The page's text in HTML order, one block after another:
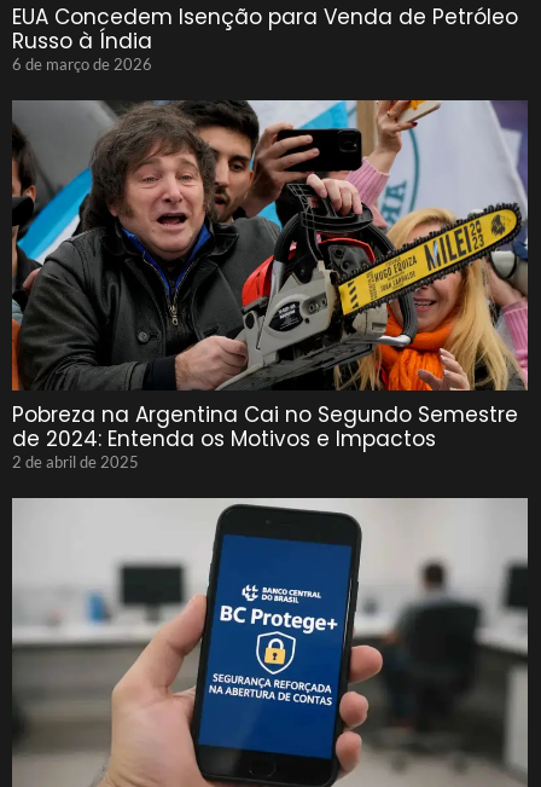
EUA Concedem Isenção para Venda de Petróleo
Russo à Índia
6 de março de 2026
Pobreza na Argentina Cai no Segundo Semestre
de 2024: Entenda os Motivos e Impactos
2 de abril de 2025